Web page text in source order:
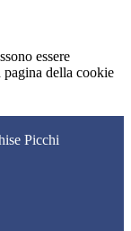
essere
della cookie
Picchi